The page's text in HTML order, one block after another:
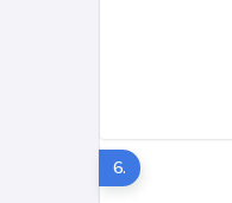
6.